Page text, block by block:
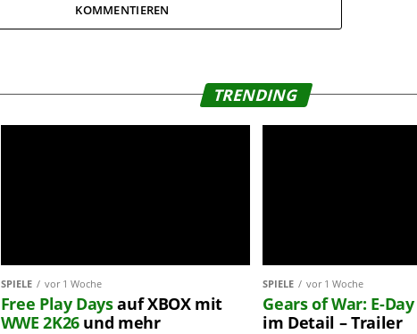
KOMMENTIEREN
TRENDING
SPIELE vor 1 Woche
Free Play Daysauf XBOX mit
WWE 2K26und mehr
SPIELE vor 1 Woche
Gears of War: E-Day
im Detail – Trailer